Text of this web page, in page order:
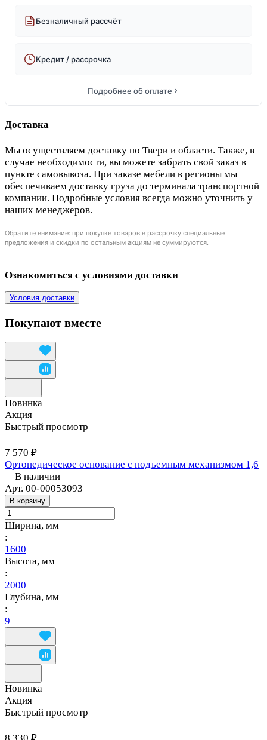
Безналичный рассчёт
Кредит / рассрочка
Подробнее об оплате
Доставка
Мы осуществляем доставку по Твери и области. Также, в
случае необходимости, вы можете забрать свой заказ в
пункте самовывоза. При заказе мебели в регионы мы
обеспечиваем доставку груза до терминала транспортной
компании. Подробные условия всегда можно уточнить у
наших менеджеров.
Обратите внимание: при покупке товаров в рассрочку специальные
предложения и скидки по остальным акциям не суммируются.
Ознакомиться с условиями доставки
Условия доставки
Покупают вместе
Новинка
Акция
Быстрый просмотр
7 570 ₽
Ортопедическое основание с подъемным механизмом 1,6
В наличии
Арт. 00-00053093
В корзину
Ширина, мм
:
1600
Высота, мм
:
2000
Глубина, мм
:
9
Новинка
Акция
Быстрый просмотр